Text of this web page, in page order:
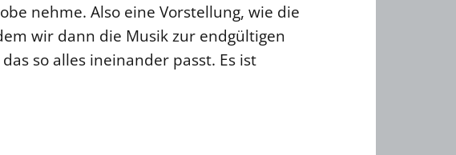
nehme. Also eine Vorstellung, wie die
wir dann die Musik zur endgültigen
so alles ineinander passt. Es ist